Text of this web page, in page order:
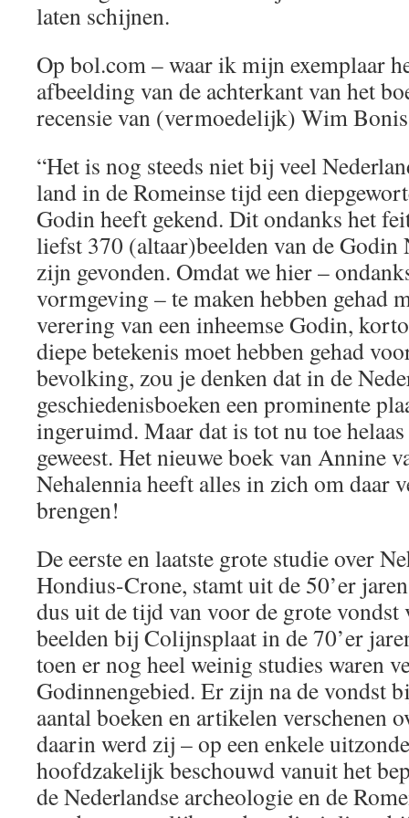
laten schijnen.
Op bol.com – waar ik mijn exemplaar
afbeelding van de achterkant van het
recensie van (vermoedelijk) Wim
“Het is nog steeds niet bij veel
land in de Romeinse tijd een
Godin heeft gekend. Dit ondanks het
liefst 370 (altaar)beelden van de
zijn gevonden. Omdat we hier –
vormgeving – te maken hebben gehad
verering van een inheemse Godin,
diepe betekenis moet hebben gehad
bevolking, zou je denken dat in de
geschiedenisboeken een prominente
ingeruimd. Maar dat is tot nu toe
geweest. Het nieuwe boek van Annine
Nehalennia heeft alles in zich om daar
brengen!
De eerste en laatste grote studie over
Hondius-Crone, stamt uit de 50’er
dus uit de tijd van voor de grote vondst
beelden bij Colijnsplaat in de 70’er
toen er nog heel weinig studies waren
Godinnengebied. Er zijn na de vondst
aantal boeken en artikelen verschenen
daarin werd zij – op een enkele
hoofdzakelijk beschouwd vanuit het
de Nederlandse archeologie en de